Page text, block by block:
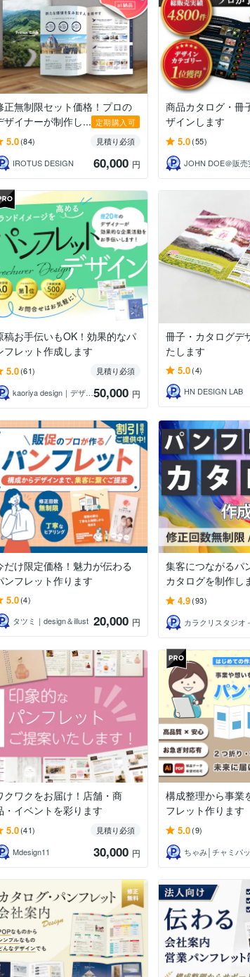
正無制限セット価格！プロの
ザイナーが制作し... 定期購入可
5.0(84)
見積り必須
IROTUS DESIGN
60,000 円
商品カタログ・冊
ザインします
5.0(55)
稿お手伝いもOK！効果的なパ
フレット作成します
5.0(61)
見積り必須
kaoriya design｜デザイナー 50,000 円
冊子・カタログデ
たします
5.0(4)
HN DESIGN LAB
だけ限定価格！魅力が伝わる
ンフレット作ります
5.0(4)
タツミ｜design＆illust 20,000 円
集客につながるパ
カタログを制作し
4.9(93)
クワクをお届け！店舗・商
・イベントを彩ります
5.0(41)
見積り必須
Mdesign11
30,000 円
構成整理から事業
フレット作ります
5.0(9)